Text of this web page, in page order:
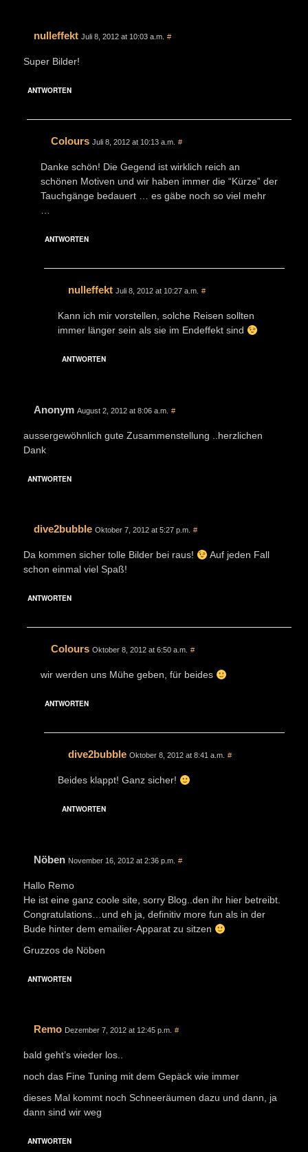
nulleffekt Juli 8, 2012 at 10:03 a.m. #
Super Bilder!
ANTWORTEN
Colours Juli 8, 2012 at 10:13 a.m. #
Danke schön! Die Gegend ist wirklich reich an
schönen Motiven und wir haben immer die “Kürze” der
Tauchgänge bedauert … es gäbe noch so viel mehr
ANTWORTEN
nulleffekt Juli 8, 2012 at 10:27 a.m. #
Kann ich mir vorstellen, solche Reisen sollten
immer länger sein als sie im Endeffekt sind
ANTWORTEN
Anonym August 2, 2012 at 8:06 a.m. #
aussergewöhnlich gute Zusammenstellung ..herzlichen
Dank
ANTWORTEN
dive2bubble Oktober 7, 2012 at 5:27 p.m. #
Da kommen sicher tolle Bilder bei raus!
Auf jeden Fall
schon einmal viel Spaß!
ANTWORTEN
Colours Oktober 8, 2012 at 6:50 a.m. #
wir werden uns Mühe geben, für beides
ANTWORTEN
dive2bubble Oktober 8, 2012 at 8:41 a.m. #
Beides klappt! Ganz sicher!
ANTWORTEN
Nöben November 16, 2012 at 2:36 p.m. #
Hallo Remo
He ist eine ganz coole site, sorry Blog..den ihr hier betreibt.
Congratulations…und eh ja, definitiv more fun als in der
Bude hinter dem emailier-Apparat zu sitzen
Gruzzos de Nöben
ANTWORTEN
Remo Dezember 7, 2012 at 12:45 p.m. #
bald geht’s wieder los..
noch das Fine Tuning mit dem Gepäck wie immer
dieses Mal kommt noch Schneeräumen dazu und dann, ja
dann sind wir weg
ANTWORTEN